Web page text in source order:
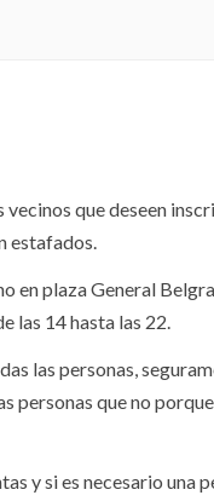
que deseen
estafados.
en plaza General
las 14 hasta las 22.
las personas,
personas que no
y si es necesario una